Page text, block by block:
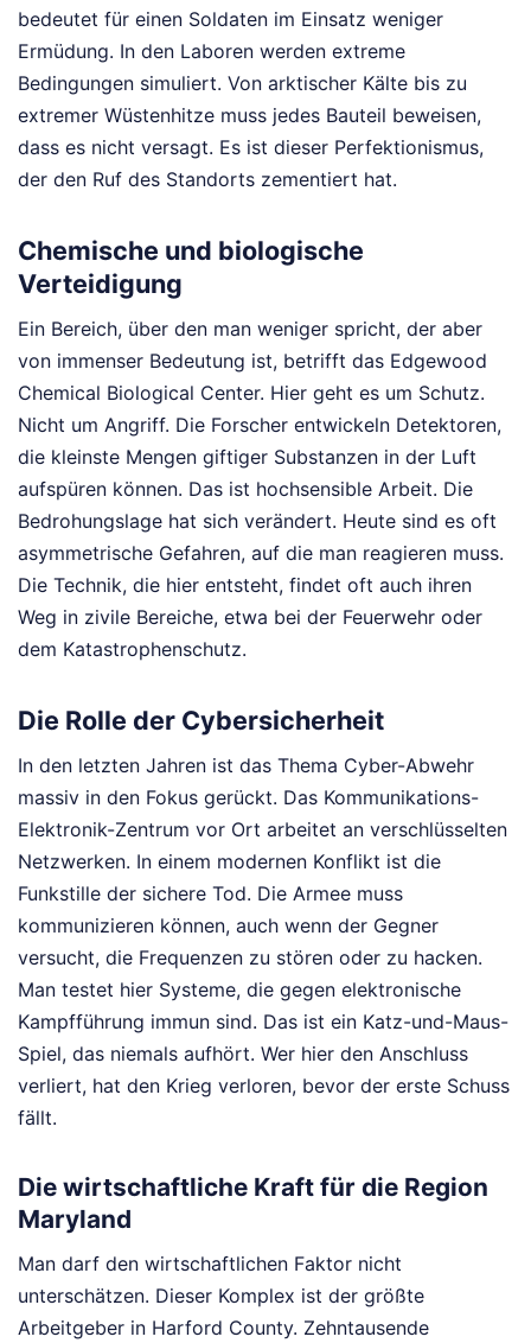
bedeutet für einen Soldaten im Einsatz weniger
Ermüdung. In den Laboren werden extreme
Bedingungen simuliert. Von arktischer Kälte bis zu
extremer Wüstenhitze muss jedes Bauteil beweisen,
dass es nicht versagt. Es ist dieser Perfektionismus,
der den Ruf des Standorts zementiert hat.
Chemische und biologische
Verteidigung
Ein Bereich, über den man weniger spricht, der aber
von immenser Bedeutung ist, betrifft das Edgewood
Chemical Biological Center. Hier geht es um Schutz.
Nicht um Angriff. Die Forscher entwickeln Detektoren,
die kleinste Mengen giftiger Substanzen in der Luft
aufspüren können. Das ist hochsensible Arbeit. Die
Bedrohungslage hat sich verändert. Heute sind es oft
asymmetrische Gefahren, auf die man reagieren muss.
Die Technik, die hier entsteht, findet oft auch ihren
Weg in zivile Bereiche, etwa bei der Feuerwehr oder
dem Katastrophenschutz.
Die Rolle der Cybersicherheit
In den letzten Jahren ist das Thema Cyber-Abwehr
massiv in den Fokus gerückt. Das Kommunikations-
Elektronik-Zentrum vor Ort arbeitet an verschlüsselten
Netzwerken. In einem modernen Konflikt ist die
Funkstille der sichere Tod. Die Armee muss
kommunizieren können, auch wenn der Gegner
versucht, die Frequenzen zu stören oder zu hacken.
Man testet hier Systeme, die gegen elektronische
Kampfführung immun sind. Das ist ein Katz-und-Maus-
Spiel, das niemals aufhört. Wer hier den Anschluss
verliert, hat den Krieg verloren, bevor der erste Schuss
fällt.
Die wirtschaftliche Kraft für die Region
Maryland
Man darf den wirtschaftlichen Faktor nicht
unterschätzen. Dieser Komplex ist der größte
Arbeitgeber in Harford County. Zehntausende